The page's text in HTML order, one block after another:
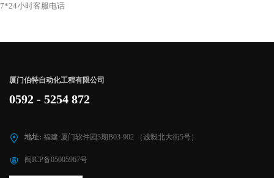
7*24小时客服电话
厦门伯特自动化工程有限公司
0592 - 5254 872
地址: 福建·厦门软件园3期B03-902 （诚毅北大街5号）
闽ICP备05005967号